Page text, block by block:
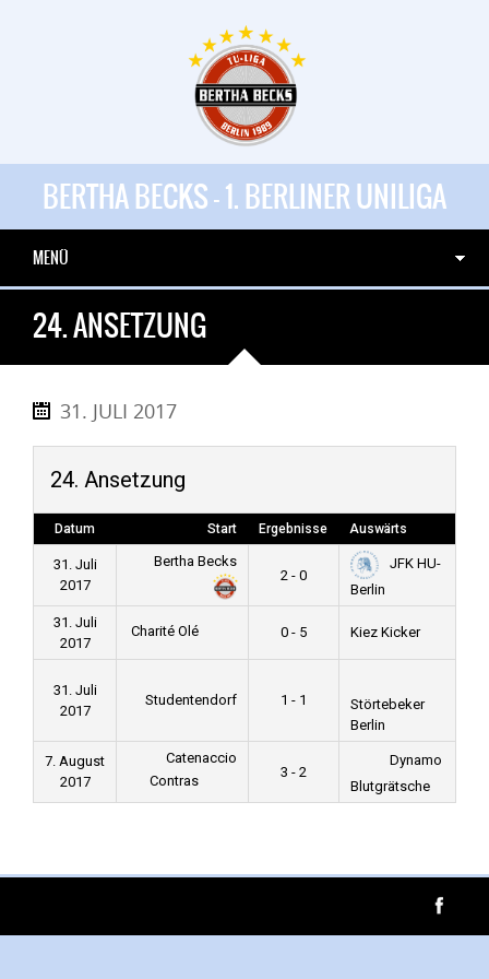
BERTHA BECKS - 1. BERLINER UNILIGA
MENÜ
24. ANSETZUNG
31. JULI 2017
24. Ansetzung
Datum Start Ergebnisse Auswärts
31. Juli
2017
Bertha Becks
2 - 0
JFK HU-
Berlin
31. Juli
2017
Charité Olé 0 - 5 Kiez Kicker
31. Juli
2017
Studentendorf 1 - 1
Störtebeker
Berlin
7. August
2017
Catenaccio
Contras
3 - 2
Dynamo
Blutgrätsche